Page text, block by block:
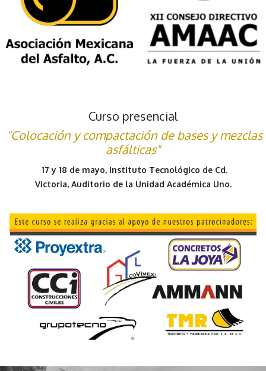
Curso presencial
"Colocación y compactación de bases y mezclas
asfálticas"
17 y 18 de mayo, Instituto Tecnológico de Cd.
Victoria, Auditorio de la Unidad Académica Uno.